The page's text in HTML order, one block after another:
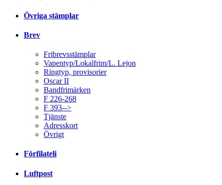
Övriga stämplar
Brev
Fribrevsstämplar
Vapentyp/Lokalfrim/L. Lejon
Ringtyp, provisorier
Oscar II
Bandfrimärken
F 226-268
F 393-->
Tjänste
Adresskort
Övrigt
Förfilateli
Luftpost